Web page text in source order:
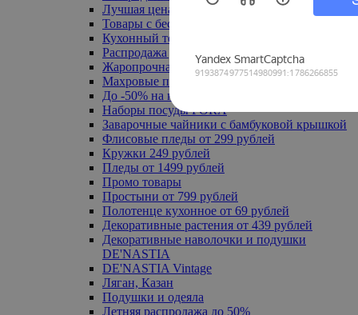
Лучшая цена
Товары с бесплатной доставкой
Кухонный текстиль
Распродажа до -50%
Жаропрочная посуда
Махровые полотенца
До -50% на ковры
Наборы посуды FORA
Заварочные чайники с бамбуковой крышкой
Флисовые пледы от 299 рублей
Кружки 249 рублей
Пледы от 1499 рублей
Промо товары
Простыни от 799 рублей
Полотенце кухонное от 69 рублей
Декоративные растения от 439 рублей
Декоративные наволочки и подушки
DE'NASTIA
DE'NASTIA Vintage
Ляган, Казан
Подушки и одеяла
Летняя распродажа до 50%